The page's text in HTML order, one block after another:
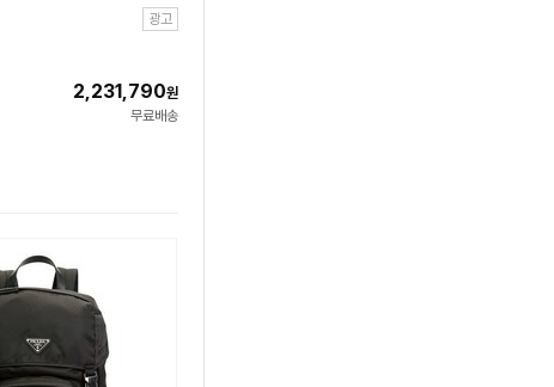
광고
2,231,790원
무료배송